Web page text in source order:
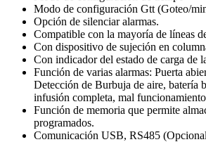
Modo de configuración Gtt (Goteo/
Opción de silenciar alarmas.
Compatible con la mayoría de líneas
Con dispositivo de sujeción en
Con indicador del estado de carga de
Función de varias alarmas: Puerta
Detección de Burbuja de aire, batería
infusión completa, mal
Función de memoria que permite
programados.
Comunicación USB, RS485